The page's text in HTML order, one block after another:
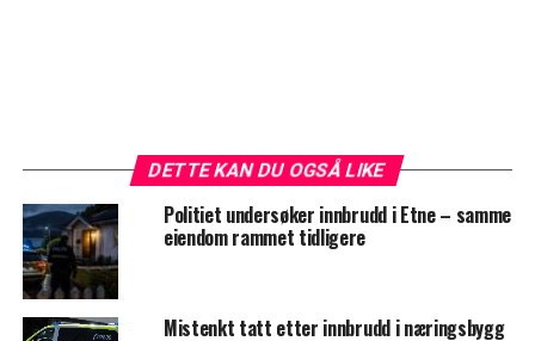
DETTE KAN DU OGSÅ LIKE
Politiet undersøker innbrudd i Etne – samme
eiendom rammet tidligere
Mistenkt tatt etter innbrudd i næringsbygg